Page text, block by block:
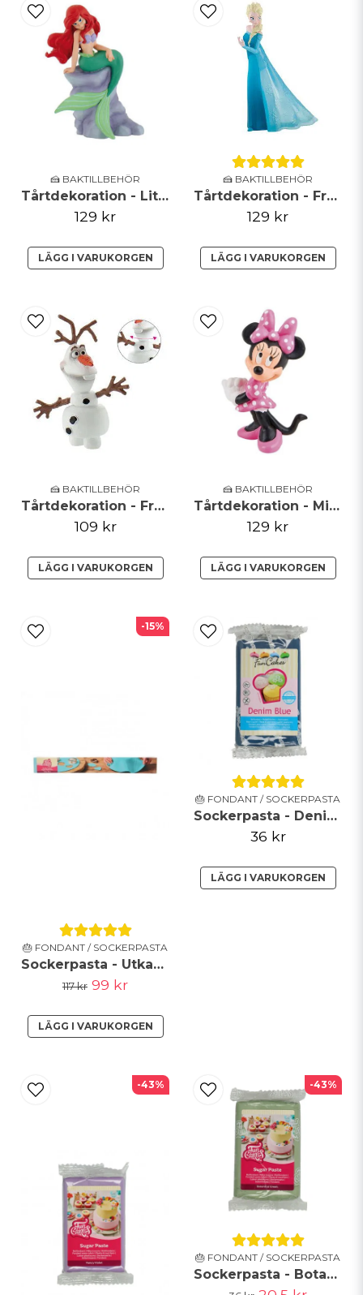
🍰 BAKTILLBEHÖR
Tårtdekoration - Little Mermaid - Ariel
129 kr
LÄGG I VARUKORGEN
🍰 BAKTILLBEHÖR
Tårtdekoration - Frozen - Elsa
129 kr
LÄGG I VARUKORGEN
🍰 BAKTILLBEHÖR
Tårtdekoration - Frozen - Olaf
109 kr
LÄGG I VARUKORGEN
🍰 BAKTILLBEHÖR
Tårtdekoration - Minnie Mouse
129 kr
LÄGG I VARUKORGEN
🎂 FONDANT / SOCKERPASTA
Sockerpasta - Utkavlad - Ljusblå - FunCakes
117 kr 99 kr
LÄGG I VARUKORGEN
-15%
🎂 FONDANT / SOCKERPASTA
Sockerpasta - Denim Blue - FunCakes
36 kr
LÄGG I VARUKORGEN
-43%
🎂 FONDANT / SOCKERPASTA
Sockerpasta - Botanical Green - FunCakes - KORT DATUM
-43%